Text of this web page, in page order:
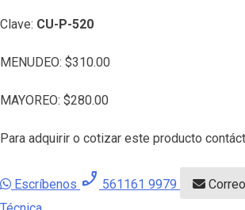
Clave: CU-P-520
MENUDEO: $310.00
MAYOREO: $280.00
Para adquirir o cotizar este producto
Escríbenos phone_enabled 561161 9979 Correo